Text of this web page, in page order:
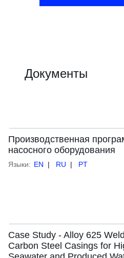
Документы
Производственная
насосного оборудования
Языки: EN RU PT
Case Study - Alloy 625
Carbon Steel Casings for